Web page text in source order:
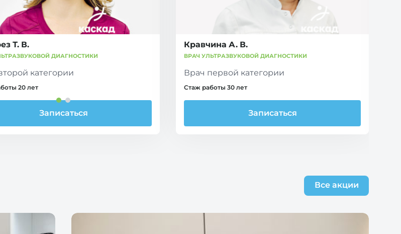
Т. В.
ДИАГНОСТИКИ
категории
20 лет
Записаться
Кравчина А. В.
ВРАЧ УЛЬТРАЗВУКОВОЙ ДИАГНОСТИКИ
Врач первой категории
Стаж работы 30 лет
Записаться
Все акции